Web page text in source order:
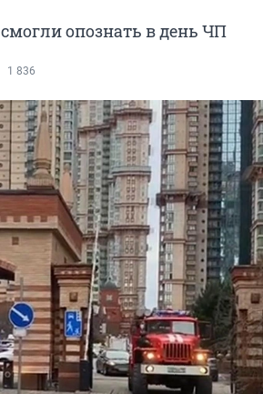
опознать в день ЧП
1 836